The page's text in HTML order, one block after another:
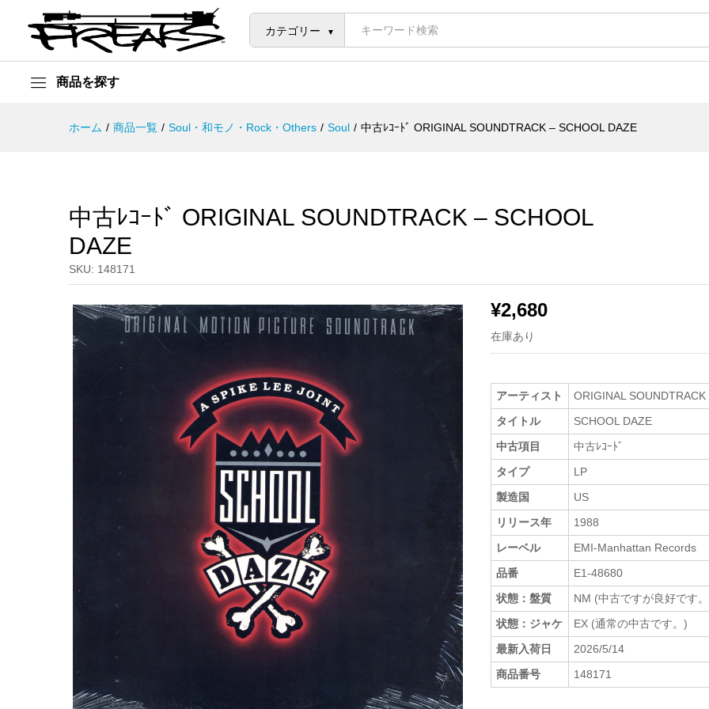
カテゴリー
商品を探す
ホーム / 商品一覧 / Soul・和モノ・Rock・Others / Soul / 中古ﾚｺｰﾄﾞ ORIGINAL SOUNDTRACK – SCHOOL DAZE
中古ﾚｺｰﾄﾞ ORIGINAL SOUNDTRACK – SCHOOL
DAZE
SKU: 148171
¥2,680
在庫あり
アーティスト
ORIGINAL SOUNDTRACK
タイトル
SCHOOL DAZE
中古項目
中古ﾚｺｰﾄﾞ
タイプ
LP
製造国
US
リリース年
1988
レーベル
EMI-Manhattan Records
品番
E1-48680
状態：盤質
NM (中古ですが良好です
状態：ジャケ
EX (通常の中古です。)
最新入荷日
2026/5/14
商品番号
148171
中古ﾚｺｰﾄﾞ ORIGINAL SOUNDTRACK - SCHOOL DAZE
説明